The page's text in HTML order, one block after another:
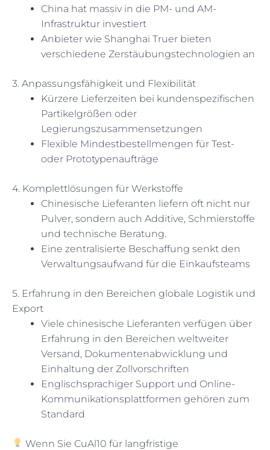
China hat massiv in die PM- und AM-
Infrastruktur investiert
Anbieter wie Shanghai Truer bieten
verschiedene Zerstäubungstechnologien an
3. Anpassungsfähigkeit und Flexibilität
Kürzere Lieferzeiten bei kundenspezifischen
Partikelgrößen oder
Legierungszusammensetzungen
Flexible Mindestbestellmengen für Test-
oder Prototypenaufträge
4. Komplettlösungen für Werkstoffe
Chinesische Lieferanten liefern oft nicht nur
Pulver, sondern auch Additive, Schmierstoffe
und technische Beratung.
Eine zentralisierte Beschaffung senkt den
Verwaltungsaufwand für die Einkaufsteams
5. Erfahrung in den Bereichen globale Logistik und
Export
Viele chinesische Lieferanten verfügen über
Erfahrung in den Bereichen weltweiter
Versand, Dokumentenabwicklung und
Einhaltung der Zollvorschriften
Englischsprachiger Support und Online-
Kommunikationsplattformen gehören zum
Standard
Wenn Sie CuAl10 für langfristige